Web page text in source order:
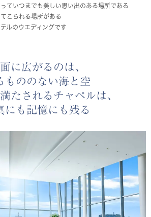
ていつまでも美しい思い出のある場所である
こられる場所がある
ルのウエディングです
に広がるのは、
もののない海と空
たされるチャペルは、
にも記憶にも残る